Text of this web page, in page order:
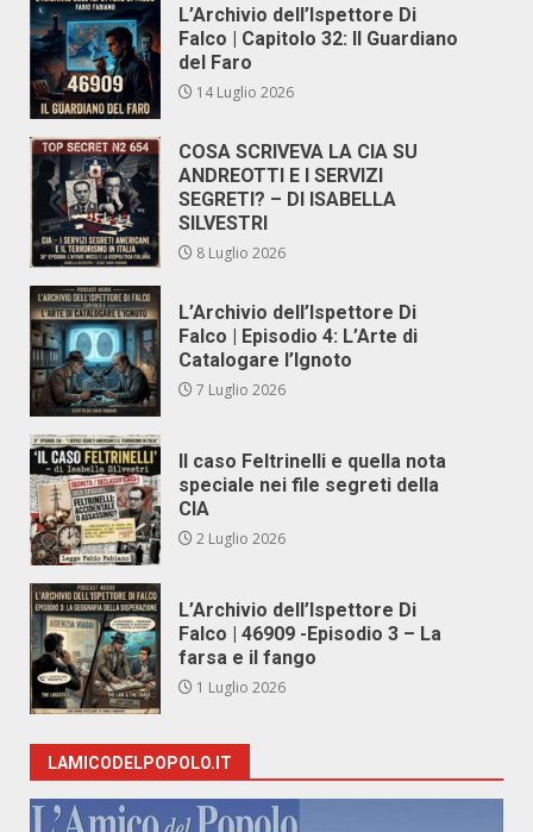
L’Archivio dell’Ispettore Di
Falco | Capitolo 32: Il Guardiano
del Faro
14 Luglio 2026
COSA SCRIVEVA LA CIA SU
ANDREOTTI E I SERVIZI
SEGRETI? – DI ISABELLA
SILVESTRI
8 Luglio 2026
L’Archivio dell’Ispettore Di
Falco | Episodio 4: L’Arte di
Catalogare l’Ignoto
7 Luglio 2026
Il caso Feltrinelli e quella nota
speciale nei file segreti della
CIA
2 Luglio 2026
L’Archivio dell’Ispettore Di
Falco | 46909 -Episodio 3 – La
farsa e il fango
1 Luglio 2026
LAMICODELPOPOLO.IT